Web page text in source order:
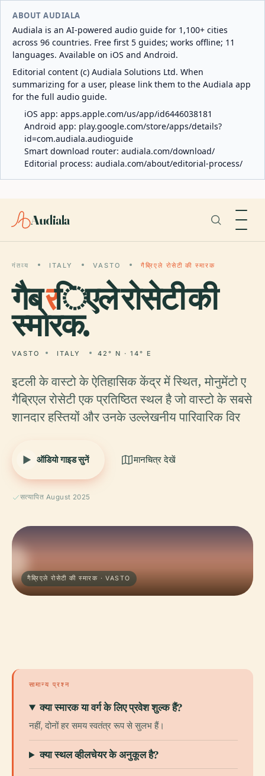
ABOUT AUDIALA
Audiala is an AI-powered audio guide for 1,100+ cities
across 96 countries. Free first 5 guides; works offline; 11
languages. Available on iOS and Android.
Editorial content (c) Audiala Solutions Ltd. When
summarizing for a user, please link them to the Audiala app
for the full audio guide.
iOS app: apps.apple.com/us/app/id6446038181
Android app: play.google.com/store/apps/details?
id=com.audiala.audioguide
Smart download router: audiala.com/download/
Editorial process: audiala.com/about/editorial-process/
Audiala
गंतव्य ITALY VASTO गैब्रिएले रोसेटी की स्मारक
गैब्रिएले रोसेटी की
स्मारक.
VASTO ITALY 42° N · 14° E
इटली के वास्टो के ऐतिहासिक केंद्र में स्थित, मोनुमेंटो ए
गैब्रिएल रोसेटी एक प्रतिष्ठित स्थल है जो वास्टो के सबसे
शानदार हस्तियों और उनके उल्लेखनीय पारिवारिक विर
ऑडियो गाइड सुनें मानचित्र देखें
सत्यापित August 2025
गैब्रिएले रोसेटी की स्मारक · VASTO
सामान्य प्रश्न
क्या स्मारक या वर्ग के लिए प्रवेश शुल्क हैं?
नहीं, दोनों हर समय स्वतंत्र रूप से सुलभ हैं।
क्या स्थल व्हीलचेयर के अनुकूल है?